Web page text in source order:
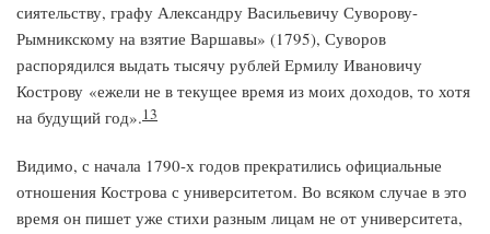
сиятельству, графу Александру Васильевичу Суворову-
Рымникскому на взятие Варшавы» (1795), Суворов
распорядился выдать тысячу рублей Ермилу Ивановичу
Кострову «ежели не в текущее время из моих доходов, то хотя
на будущий год».13
Видимо, с начала 1790-х годов прекратились официальные
отношения Кострова с университетом. Во всяком случае в это
время он пишет уже стихи разным лицам не от университета,